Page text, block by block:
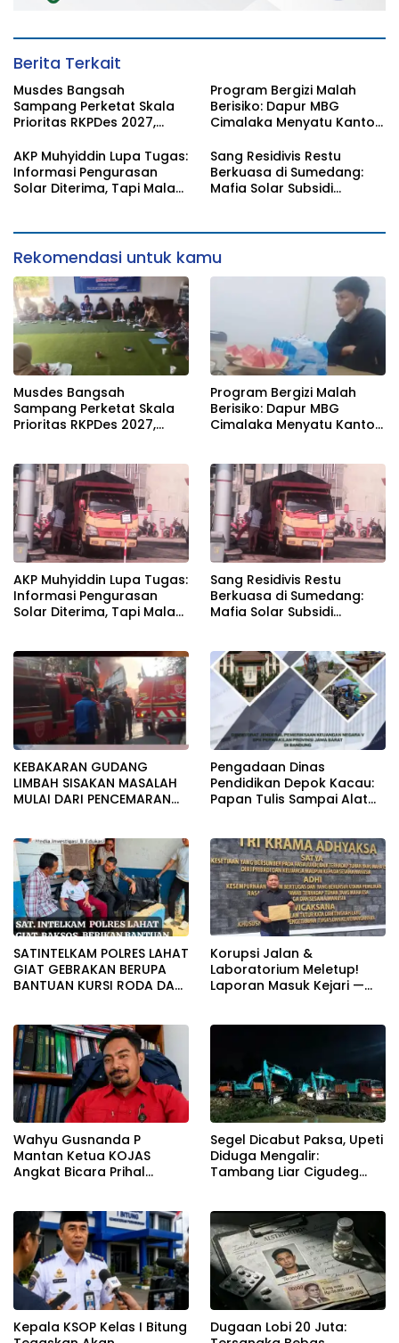
Berita Terkait
Musdes Bangsah
Sampang Perketat Skala
Prioritas RKPDes 2027,
Desa tidak boleh terjebak
pada pemerataan yang
seragam
Program Bergizi Malah
Berisiko: Dapur MBG
Cimalaka Menyatu Kantor
Standar
AKP Muhyiddin Lupa Tugas:
Informasi Pengurasan
Solar Diterima, Tapi Malah
Sang Residivis Restu
Berkuasa di Sumedang:
Mafia Solar Subsidi
Bungkam
Rekomendasi untuk kamu
Musdes Bangsah
Sampang Perketat Skala
Prioritas RKPDes 2027,
pada pemerataan yang
seragam
Program Bergizi Malah
Berisiko: Dapur MBG
Cimalaka Menyatu Kantor
AKP Muhyiddin Lupa Tugas:
Informasi Pengurasan
Solar Diterima, Tapi Malah
Sang Residivis Restu
Berkuasa di Sumedang:
Mafia Solar Subsidi
Bungkam
KEBAKARAN GUDANG
LIMBAH SISAKAN MASALAH
MULAI DARI PENCEMARAN
IZIN LINGKUNGAN
Pengadaan Dinas
Pendidikan Depok Kacau:
Papan Tulis Sampai Alat
Disembunyikan!
SATINTELKAM POLRES LAHAT
GIAT GEBRAKAN BERUPA
BANTUAN KURSI RODA DAN
Korupsi Jalan &
Laboratorium Meletup!
Laporan Masuk Kejari —
Wahyu Gusnanda P
Mantan Ketua KOJAS
Angkat Bicara Prihal
Segel Dicabut Paksa, Upeti
Diduga Mengalir:
Tambang Liar Cigudeg
Kepala KSOP Kelas I Bitung
Dugaan Lobi 20 Juta: